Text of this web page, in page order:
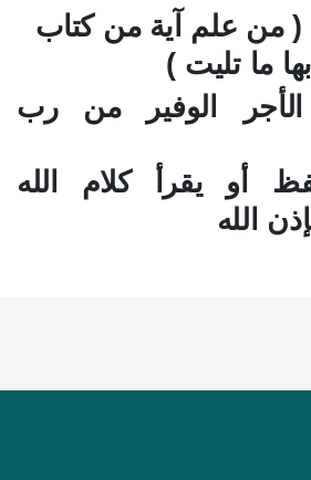
من علم آية من كتاب
ما تليت )
الأجر الوفير من رب
أو يقرأ كلام الله
الله